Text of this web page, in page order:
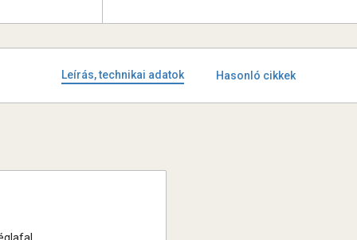
Leírás, technikai adatok Hasonló cikkek